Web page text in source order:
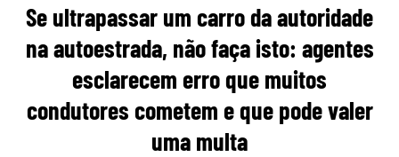
Se ultrapassar um carro da autoridade
na autoestrada, não faça isto: agentes
esclarecem erro que muitos
condutores cometem e que pode valer
uma multa